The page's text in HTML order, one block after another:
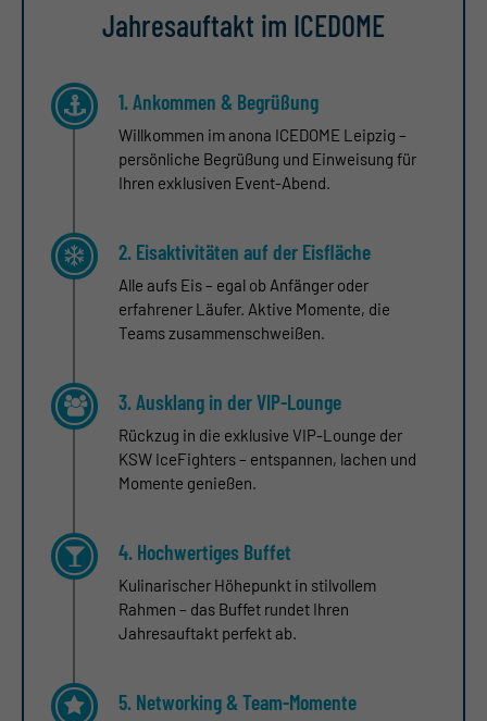
Jahresauftakt im ICEDOME
1. Ankommen & Begrüßung
Willkommen im anona ICEDOME Leipzig –
persönliche Begrüßung und Einweisung für
Ihren exklusiven Event-Abend.
2. Eisaktivitäten auf der Eisfläche
Alle aufs Eis – egal ob Anfänger oder
erfahrener Läufer. Aktive Momente, die
Teams zusammenschweißen.
3. Ausklang in der VIP-Lounge
Rückzug in die exklusive VIP-Lounge der
KSW IceFighters – entspannen, lachen und
Momente genießen.
4. Hochwertiges Buffet
Kulinarischer Höhepunkt in stilvollem
Rahmen – das Buffet rundet Ihren
Jahresauftakt perfekt ab.
5. Networking & Team-Momente